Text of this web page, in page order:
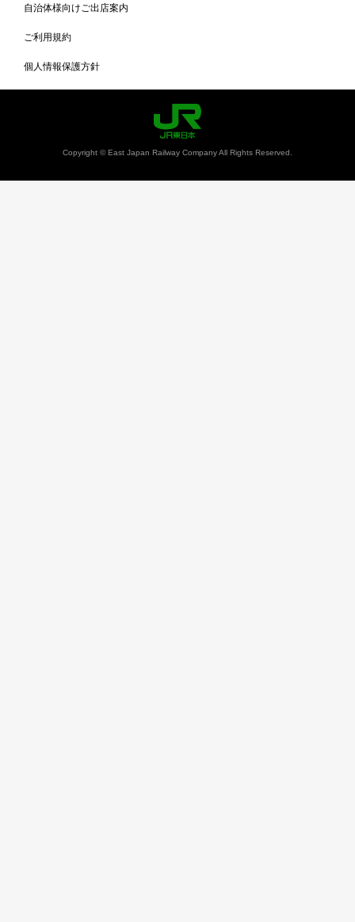
自治体様向けご出店案内
ご利用規約
個人情報保護方針
Copyright © East Japan Railway Company All Rights Reserved.